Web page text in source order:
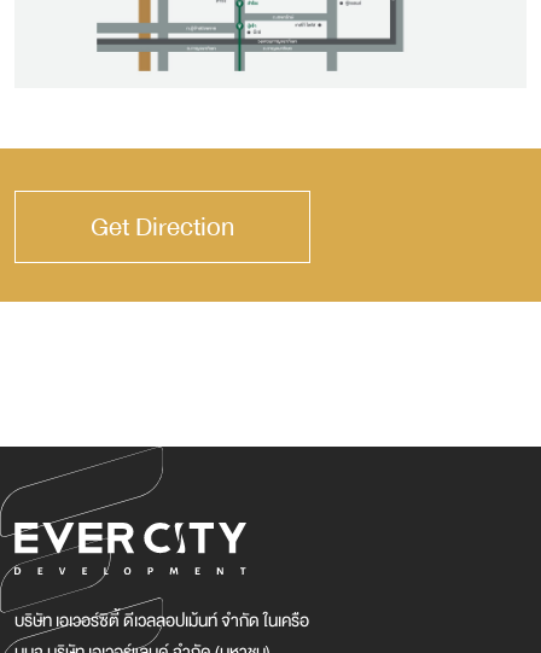
Get Direction
บริษัท เอเวอร์ซิตี้ ดีเวลลอปเม้นท์ จำกัด ในเครือ